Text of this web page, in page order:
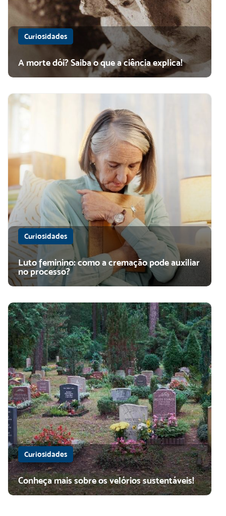
Curiosidades
A morte dói? Saiba o que a ciência explica!
Curiosidades
Luto feminino: como a cremação pode auxiliar
no processo?
Curiosidades
Conheça mais sobre os velórios sustentáveis!